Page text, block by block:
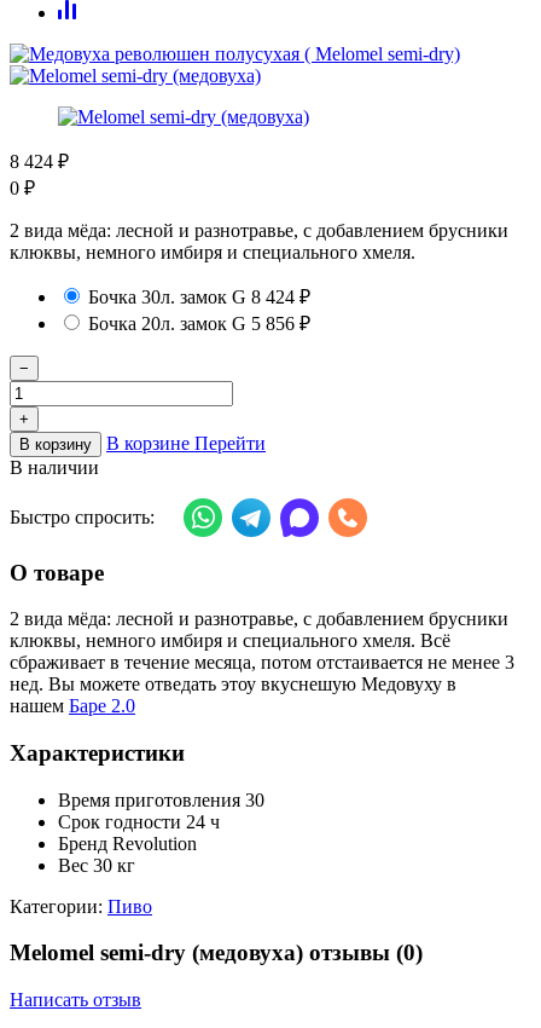
8 424 ₽
0 ₽
2 вида мёда: лесной и разнотравье, с добавлением брусники
клюквы, немного имбиря и специального хмеля.
Бочка 30л. замок G 8 424 ₽
Бочка 20л. замок G 5 856 ₽
−
+
В корзину
В корзине Перейти
В наличии
Быстро спросить:
О товаре
2 вида мёда: лесной и разнотравье, с добавлением брусники
клюквы, немного имбиря и специального хмеля. Всё
сбраживает в течение месяца, потом отстаивается не менее 3
нед. Вы можете отведать этоу вкуснешую Медовуху в
нашем Баре 2.0
Характеристики
Время приготовления 30
Срок годности 24 ч
Бренд Revolution
Вес 30 кг
Категории: Пиво
Melomel semi-dry (медовуха) отзывы (0)
Написать отзыв